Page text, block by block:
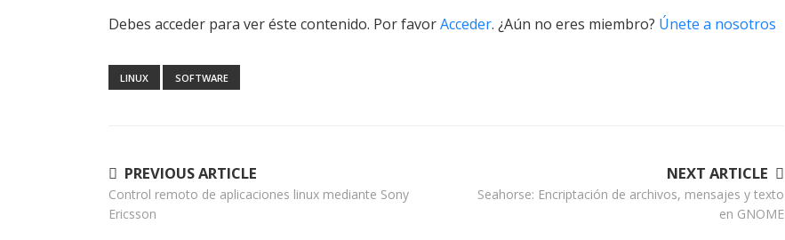
Debes acceder para ver éste contenido. Por favorAcceder. ¿Aún no eres miembro? Únete a nosotros
LINUX SOFTWARE
Navegación
de
NEXT ARTICLE
Seahorse: Encriptación de archivos, mensajes y texto
en GNOME
PREVIOUS ARTICLE
Control remoto de aplicaciones linux mediante Sony
Ericsson